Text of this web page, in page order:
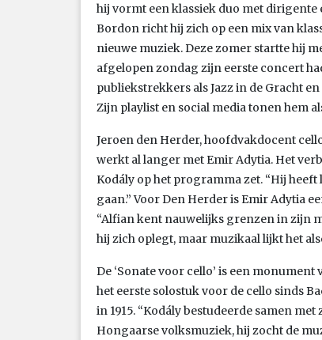
hij vormt een klassiek duo met dirigente
Bordon richt hij zich op een mix van
nieuwe muziek. Deze zomer startte hij
afgelopen zondag zijn eerste concert
publiekstrekkers als Jazz in de Gracht
Zijn playlist en social media tonen hem
Jeroen den Herder, hoofdvakdocent
werkt al langer met Emir Adytia. Het
Kodály op het programma zet. “Hij
gaan.” Voor Den Herder is Emir Adytia
“Alfian kent nauwelijks grenzen in zijn
hij zich oplegt, maar muzikaal lijkt het
De ‘Sonate voor cello’ is een
het eerste solostuk voor de cello sinds
in 1915. “Kodály bestudeerde samen
Hongaarse volksmuziek, hij zocht de